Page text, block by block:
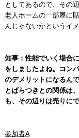
としてあるので、その
老人ホームの一部屋に
んじゃないかというイ
知事：性能でいく場合
をしましたよね。コン
のデメリットになるん
とばらつきとの関係は
も、その辺りは売りに
参加者A